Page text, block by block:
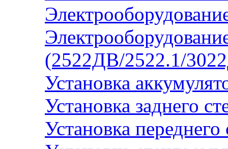
(2522ДВ/2522.1/
Установка
Установка заднего
Установка переднего